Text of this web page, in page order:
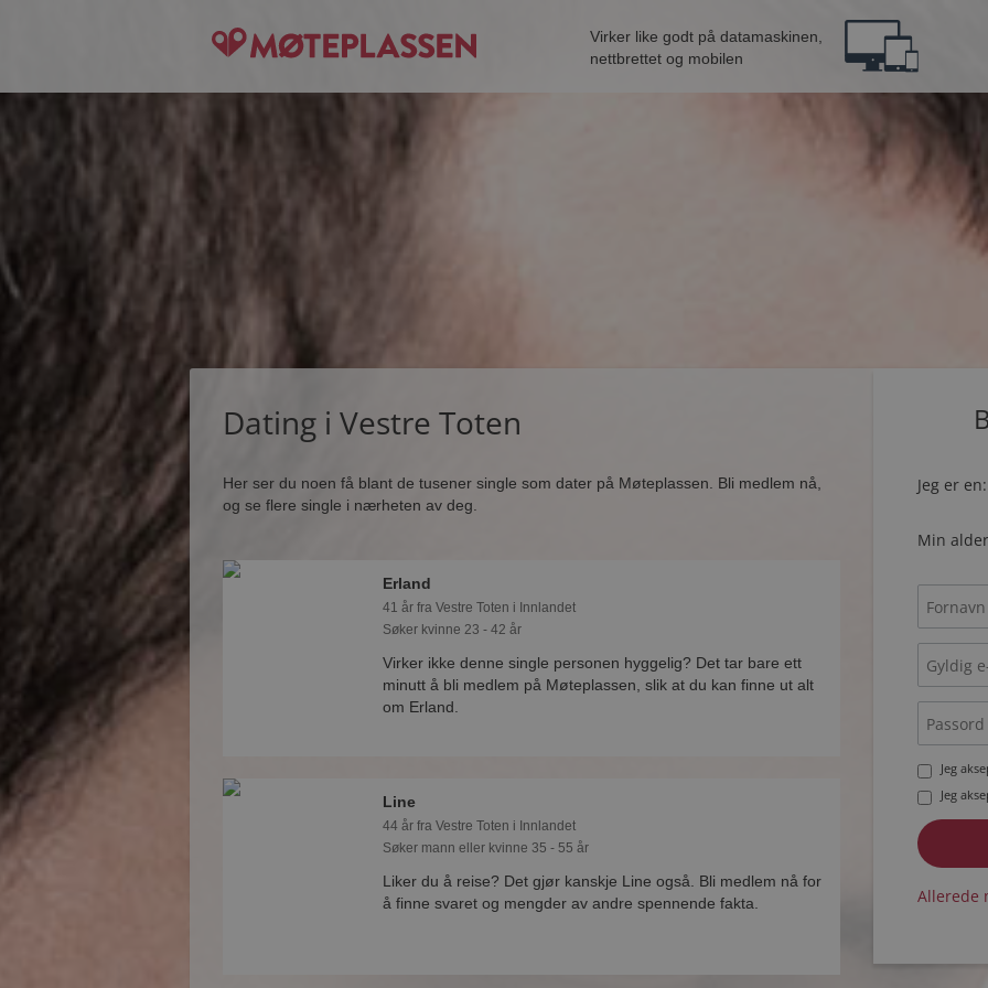
Virker like godt på datamaskinen,
nettbrettet og mobilen
Dating i Vestre Toten
Her ser du noen få blant de tusener single som dater på Møteplassen. Bli medlem nå,
og se flere single i nærheten av deg.
Erland
41 år fra Vestre Toten i Innlandet
Søker kvinne 23 - 42 år
Virker ikke denne single personen hyggelig? Det tar bare ett
minutt å bli medlem på Møteplassen, slik at du kan finne ut alt
om Erland.
Line
44 år fra Vestre Toten i Innlandet
Søker mann eller kvinne 35 - 55 år
Liker du å reise? Det gjør kanskje Line også. Bli medlem nå for
å finne svaret og mengder av andre spennende fakta.
Jeg er en:
Min
Jeg
Jeg
Allerede